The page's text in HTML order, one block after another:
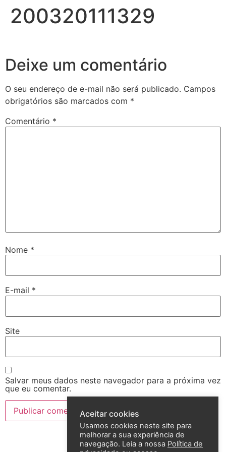
200320111329
Deixe um comentário
O seu endereço de e-mail não será publicado. Campos
obrigatórios são marcados com *
Comentário *
Nome *
E-mail *
Site
Salvar meus dados neste navegador para a próxima vez
que eu comentar.
Aceitar cookies
Usamos cookies neste site para
melhorar a sua experiência de
navegação. Leia a nossa Política de